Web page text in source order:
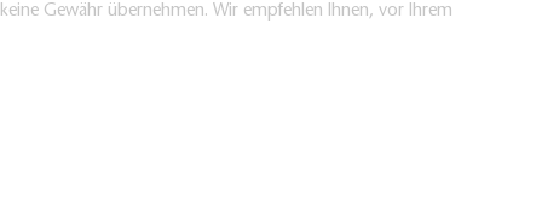
Gewähr übernehmen. Wir empfehlen Ihnen, vor Ihrem